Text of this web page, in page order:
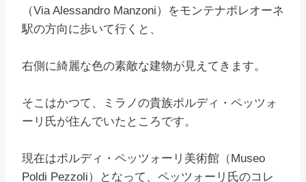
（Via Alessandro Manzoni）をモンテナポレオーネ
駅の方向に歩いて行くと、
右側に綺麗な色の素敵な建物が見えてきます。
そこはかつて、ミラノの貴族ポルディ・ペッツォ
ーリ氏が住んでいたところです。
現在はポルディ・ペッツォーリ美術館（Museo
Poldi Pezzoli）となって、ペッツォーリ氏のコレ